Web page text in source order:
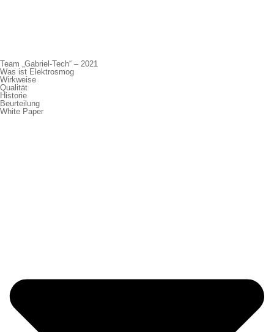
Team „Gabriel-Tech“ – 2021
Was ist Elektrosmog
Wirkweise
Qualität
Historie
Beurteilung
White Paper